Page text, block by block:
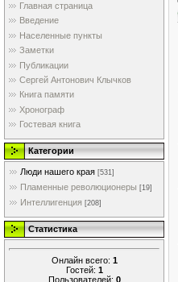
Главная страница
Введение
Населенные пункты
Заметки
Публикации
Сергей Антонович Клычков
Книга памяти
Хронограф
Гостевая книга
Категории
Люди нашего края [531]
Пламенные революционеры [19]
Интеллигенция [208]
Статистика
Онлайн всего: 1
Гостей: 1
Пользователей: 0